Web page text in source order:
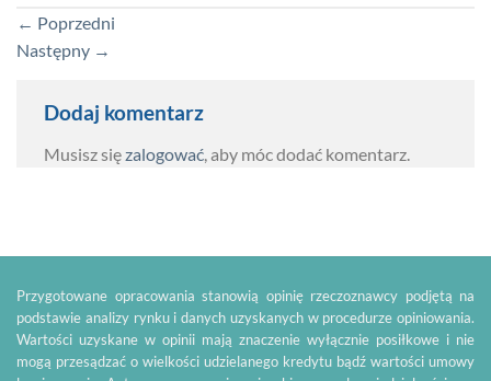
← Poprzedni
Następny →
Dodaj komentarz
Musisz sięzalogować , aby móc dodać komentarz.
Przygotowane opracowania stanowią opinię rzeczoznawcy podjętą na
podstawie analizy rynku i danych uzyskanych w procedurze opiniowania.
Wartości uzyskane w opinii mają znaczenie wyłącznie posiłkowe i nie
mogą przesądzać o wielkości udzielanego kredytu bądź wartości umowy